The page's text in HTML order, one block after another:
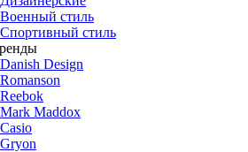
Военный стиль
Спортивный стиль
Danish Design
Romanson
Reebok
Mark Maddox
Casio
Gryon